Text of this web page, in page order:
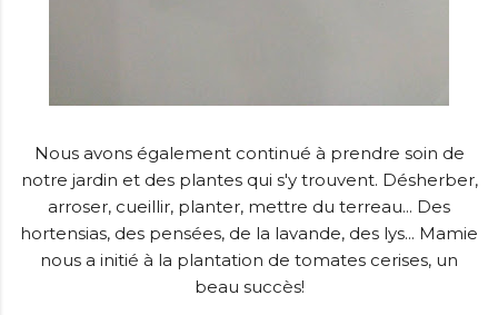
Nous avons également continué à prendre soin de
notre jardin et des plantes qui s'y trouvent. Désherber,
arroser, cueillir, planter, mettre du terreau... Des
hortensias, des pensées, de la lavande, des lys... Mamie
nous a initié à la plantation de tomates cerises, un
beau succès!